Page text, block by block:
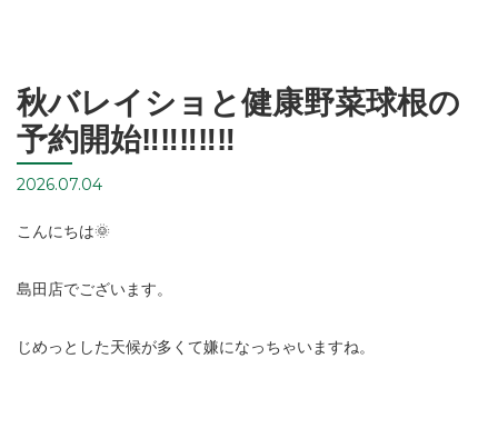
秋バレイショと健康野菜球根の
予約開始‼️‼️‼️‼️‼️
2026.07.04
こんにちは🌞
島田店でございます。
じめっとした天候が多くて嫌になっちゃいますね。